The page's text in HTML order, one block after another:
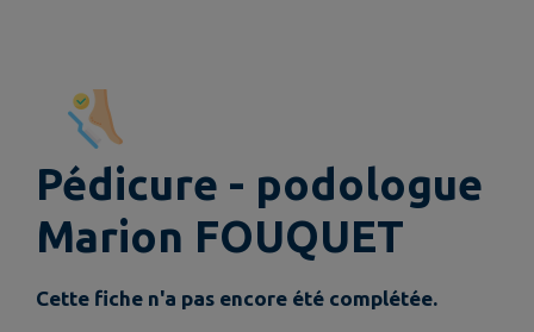
Pédicure - podologue
Marion FOUQUET
Cette fiche n'a pas encore été complétée.